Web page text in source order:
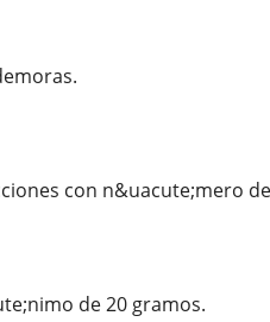
con n&uacute;mero
de 20 gramos.